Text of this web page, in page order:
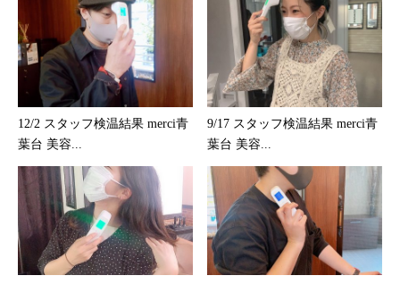
12/2 スタッフ検温結果 merci青
葉台 美容...
9/17 スタッフ検温結果 merci青
葉台 美容...